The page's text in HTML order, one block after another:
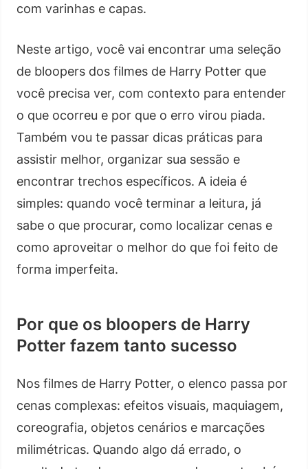
com varinhas e capas.
Neste artigo, você vai encontrar uma seleção
de bloopers dos filmes de Harry Potter que
você precisa ver, com contexto para entender
o que ocorreu e por que o erro virou piada.
Também vou te passar dicas práticas para
assistir melhor, organizar sua sessão e
encontrar trechos específicos. A ideia é
simples: quando você terminar a leitura, já
sabe o que procurar, como localizar cenas e
como aproveitar o melhor do que foi feito de
forma imperfeita.
Por que os bloopers de Harry
Potter fazem tanto sucesso
Nos filmes de Harry Potter, o elenco passa por
cenas complexas: efeitos visuais, maquiagem,
coreografia, objetos cenários e marcações
milimétricas. Quando algo dá errado, o